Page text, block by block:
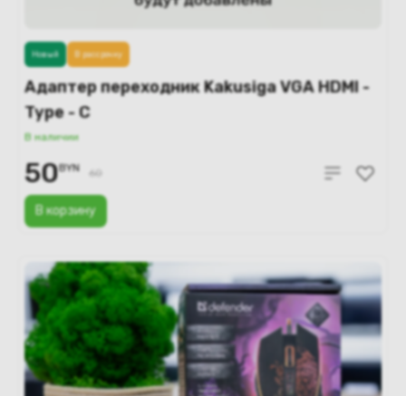
Адаптер переходник Kakusiga VGA HDMI -
Type - C
В наличии
В корзину
Новый В рассрочку
50BYN 60